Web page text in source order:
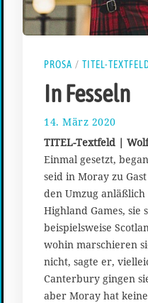
PROSA / TITEL-
In Fesseln
14. März 2020
5
M
a
i
2
2
0
TITEL-Textfeld |
Einmal gesetzt,
seid in Moray zu
den Umzug
Highland Games, sie
beispielsweise
wohin marschieren
nicht, sagte er,
Canterbury gingen
aber Moray hat